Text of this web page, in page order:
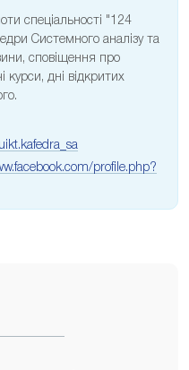
спеціальності "124
Системного аналізу та
сповіщення про
курси, дні відкритих
profile.php?